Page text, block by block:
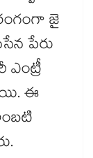
జై
పేరు
ఈ